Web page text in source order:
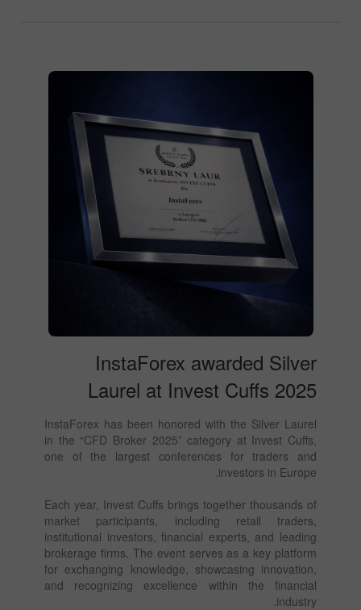
InstaForex awarded Silver
Laurel at Invest Cuffs 2025
InstaForex has been honored with the Silver Laurel
in the “CFD Broker 2025” category at Invest Cuffs,
one of the largest conferences for traders and
investors in Europe.
Each year, Invest Cuffs brings together thousands of
market participants, including retail traders,
institutional investors, financial experts, and leading
brokerage firms. The event serves as a key platform
for exchanging knowledge, showcasing innovation,
and recognizing excellence within the financial
industry.